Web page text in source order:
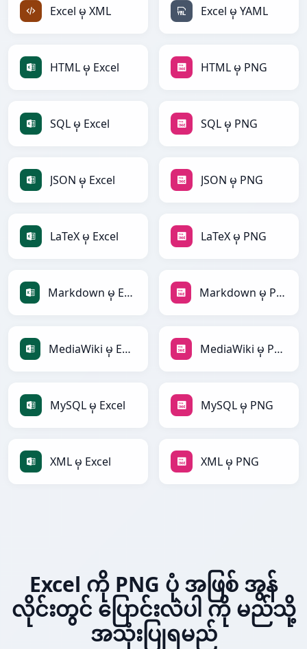
Excel မှ XML Excel မှ YAML
HTML မှ Excel HTML မှ PNG
SQL မှ Excel SQL မှ PNG
JSON မှ Excel JSON မှ PNG
LaTeX မှ Excel LaTeX မှ PNG
Markdown မှ Excel Markdown မှ PNG
MediaWiki မှ Excel MediaWiki မှ PNG
MySQL မှ Excel MySQL မှ PNG
XML မှ Excel XML မှ PNG
Excel ကို PNG ပုံ အဖြစ် အွန်
လိုင်းတွင် ပြောင်းလဲပါ ကို မည်သို့
အသုံးပြုရမည်